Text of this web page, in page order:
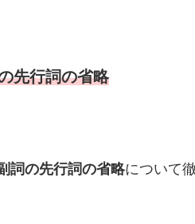
先行詞の省略
詞の先行詞の省略について